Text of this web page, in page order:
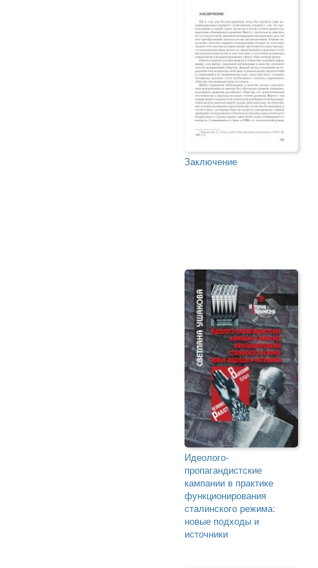
Заключение
Идеолого-
пропагандистские
кампании в практике
функционирования
сталинского режима:
новые подходы и
источники